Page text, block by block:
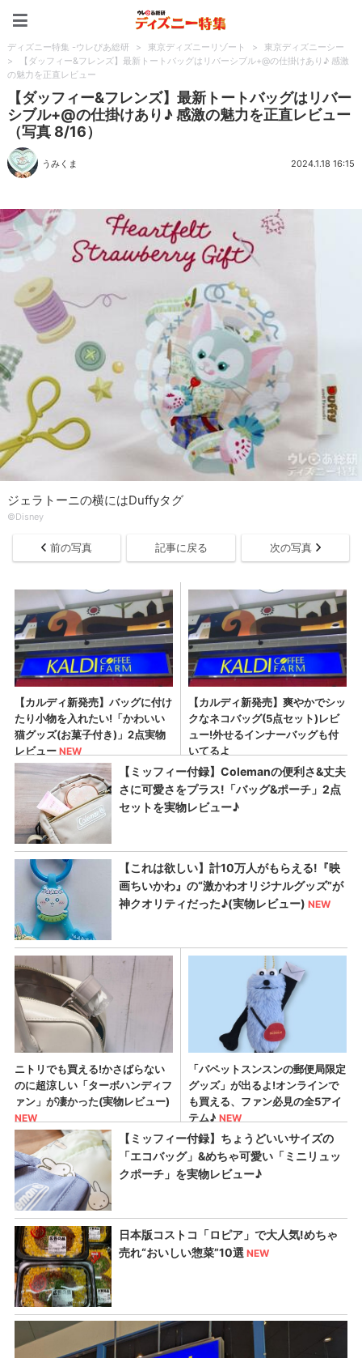
ディズニー特集 -ウレぴあ総研 > 東京ディズニーリゾート >
東京ディズニーシー
>
【ダッフィー&フレンズ】最新トートバッグはリバーシブル+@の仕掛けあり♪ 感激
の魅力を正直レビュー
【ダッフィー&フレンズ】最新トートバッグはリバー
シブル+@の仕掛けあり♪ 感激の魅力を正直レビュー
（写真 8/16）
うみくま 2024.1.18 16:15
ジェラトーニの横にはDuffyタグ
©Disney
前の写真 記事に戻る 次の写真